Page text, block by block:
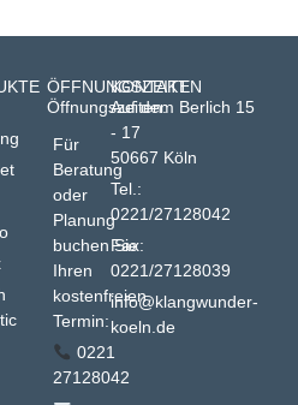
ÖFFNUNGSZEITEN
Öffnungszeiten:
Für
Beratung
oder
Planung
buchen Sie
Ihren
kostenfreien
Termin:
0221
27128042
KONTAKT
Auf dem Berlich 15
- 17
50667 Köln
Tel.:
0221/27128042
Fax:
0221/27128039
info@klangwunder-
koeln.de